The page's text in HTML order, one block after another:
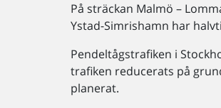
På sträckan Malmö –
Ystad-Simrishamn har
Pendeltågstrafiken i
trafiken reducerats på
planerat.